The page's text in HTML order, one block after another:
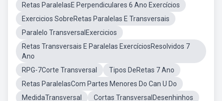
Retas ParalelasE Perpendiculares 6 Ano Exercícios
Exercicios SobreRetas Paralelas E Transversais
Paralelo TransversalExercicios
Retas Transversais E Paralelas ExercíciosResolvidos 7
Ano
RPG-7Corte Transversal
Tipos DeRetas 7 Ano
Retas ParalelasCom Partes Menores Do Can U Do
MedidaTransversal
Cortas TransversalDesenhinhos